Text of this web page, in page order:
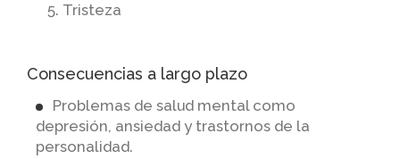
Tristeza
Consecuencias a largo plazo
Problemas de salud mental como
depresión, ansiedad y trastornos de la
personalidad.